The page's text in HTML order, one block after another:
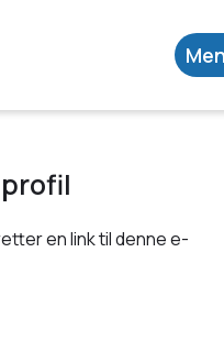
en link til denne e-